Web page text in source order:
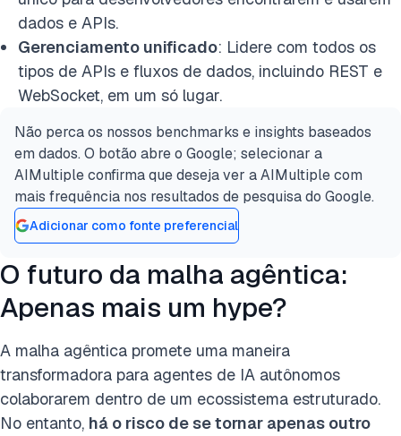
dados e APIs.
Gerenciamento unificado: Lidere com todos os
tipos de APIs e fluxos de dados, incluindo REST e
WebSocket, em um só lugar.
Não perca os nossos benchmarks e insights baseados
em dados. O botão abre o Google; selecionar a
AIMultiple confirma que deseja ver a AIMultiple com
mais frequência nos resultados de pesquisa do Google.
Adicionar como fonte preferencial
O futuro da malha agêntica:
Apenas mais um hype?
A malha agêntica promete uma maneira
transformadora para agentes de IA autônomos
colaborarem dentro de um ecossistema estruturado.
No entanto, há o risco de se tornar apenas outro